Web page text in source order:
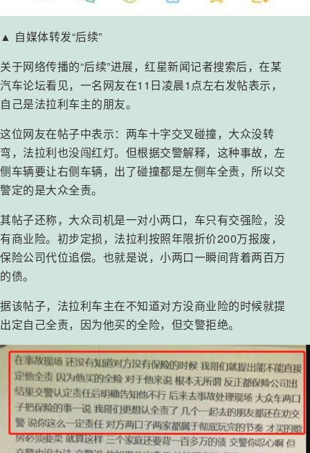
▲ 自媒体转发“后续”
关于网络传播的“后续”进展，红星新闻记者搜索后，在某
汽车论坛看见，一名网友在11日凌晨1点左右发帖表示，
自己是法拉利车主的朋友。
这位网友在帖子中表示：两车十字交叉碰撞，大众没转
弯，法拉利也没闯红灯。但根据交警解释，这种事故，左
侧车辆要让右侧车辆，出了碰撞都是左侧车全责，所以交
警定的是大众全责。
其帖子还称，大众司机是一对小两口，车只有交强险，没
有商业险。初步定损，法拉利按照年限折价200万报废，
保险公司代位追偿。也就是说，小两口一瞬间背着两百万
的债。
据该帖子，法拉利车主在不知道对方没商业险的时候就提
出定自己全责，因为他买的全险，但交警拒绝。